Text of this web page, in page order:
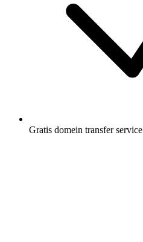
Gratis domein transfer service